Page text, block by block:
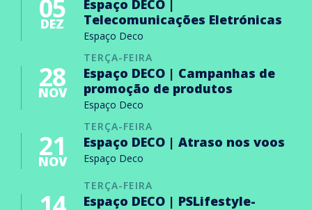
05
DEZ
Espaço DECO |
Telecomunicações Eletrónicas
Espaço Deco
TERÇA-FEIRA
28
NOV
Espaço DECO | Campanhas de
promoção de produtos
Espaço Deco
TERÇA-FEIRA
21
NOV
Espaço DECO | Atraso nos voos
Espaço Deco
TERÇA-FEIRA
Espaço DECO | PSLifestyle-